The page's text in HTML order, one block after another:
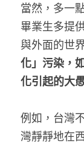
當然，多一
畢業生多提
與外面的世
化」污染，
化引起的大
例如，台灣
灣靜靜地在